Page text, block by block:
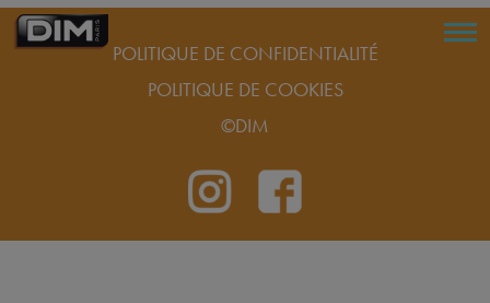
POLITIQUE DE CONFIDENTIALITÉ
POLITIQUE DE COOKIES
©DIM